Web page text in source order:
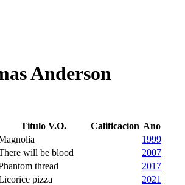
Anderson
Titulo V.O. Calificacion Ano
1999
will be blood
2007
thread
2017
pizza
2021